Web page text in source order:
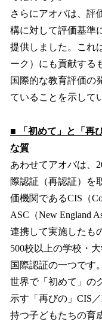
さらにアオバは、評
構に対して評価基準
提供しました。これ
ーク）にも貢献する
国際的な教育評価の
ていることを示して
■ 「初めて」と「再
な質
あわせてアオバは、
際認証（再認証）を
価機関であるCIS（
ASC（New England
連携して実施したも
500校以上の学校・
国際認証の一つです
世界で「初めて」の
示す「再びの」CIS
持つ子どもたちの育